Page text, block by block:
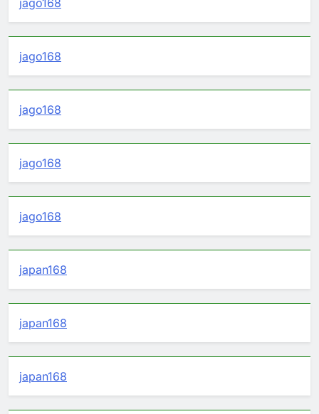
jago168
jago168
jago168
jago168
jago168
japan168
japan168
japan168